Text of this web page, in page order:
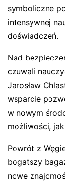
symboliczne
intensywnej
doświadczeń.
Nad
czuwali
Jarosław
wsparcie
w nowym
możliwości,
Powrót z
bogatszy
nowe